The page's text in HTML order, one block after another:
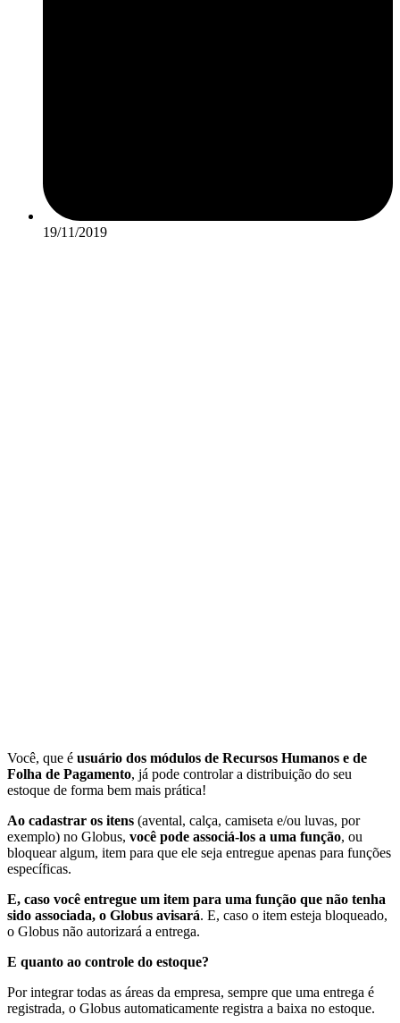
19/11/2019
Você, que é usuário dos módulos de Recursos Humanos e de
Folha de Pagamento, já pode controlar a distribuição do seu
estoque de forma bem mais prática!
Ao cadastrar os itens (avental, calça, camiseta e/ou luvas, por
exemplo) no Globus, você pode associá-los a uma função, ou
bloquear algum, item para que ele seja entregue apenas para funções
específicas.
E, caso você entregue um item para uma função que não tenha
sido associada, o Globus avisará. E, caso o item esteja bloqueado,
o Globus não autorizará a entrega.
E quanto ao controle do estoque?
Por integrar todas as áreas da empresa, sempre que uma entrega é
registrada, o Globus automaticamente registra a baixa no estoque.